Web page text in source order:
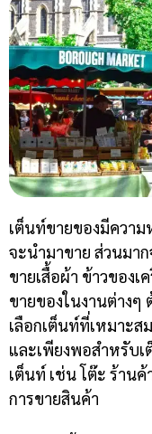
เต็นท์ขายของมีควา
จะนำมาขาย ส่วนมา
ขายเสื้อผ้า ข้าวของเ
ขายของในงานต่างๆ
เลือกเต็นท์ที่เหมาะ
และเพียงพอสำหรับ
เต็นท์ เช่น โต๊ะ ร้าน
การขายสินค้า